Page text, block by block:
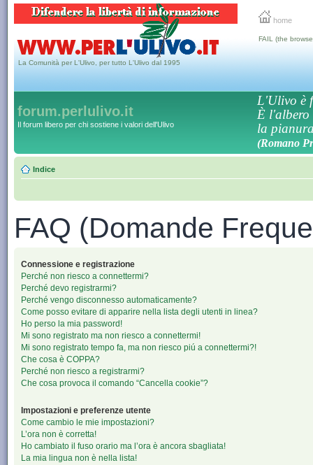
home
La Comunità per L'Ulivo, per tutto L'Ulivo dal 1995
FAIL (the
forum.perlulivo.it
Il forum libero per chi sostiene i valori dell'Ulivo
L'Ulivo è
È l'albero
la
(Romano
Indice
FAQ (Domande
Connessione e registrazione
Perché non riesco a connettermi?
Perché devo registrarmi?
Perché vengo disconnesso automaticamente?
Come posso evitare di apparire nella lista degli utenti in linea?
Ho perso la mia password!
Mi sono registrato ma non riesco a connettermi!
Mi sono registrato tempo fa, ma non riesco piú a connettermi?!
Che cosa è COPPA?
Perché non riesco a registrarmi?
Che cosa provoca il comando “Cancella cookie”?
Impostazioni e preferenze utente
Come cambio le mie impostazioni?
L’ora non è corretta!
Ho cambiato il fuso orario ma l’ora è ancora sbagliata!
La mia lingua non è nella lista!